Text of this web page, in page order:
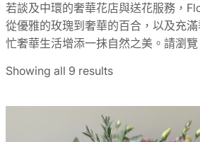
若談及中環的奢華花店與送花服務，
從優雅的玫瑰到奢華的百合，以及充
忙奢華生活增添一抹自然之美。請瀏
Showing all 9 results